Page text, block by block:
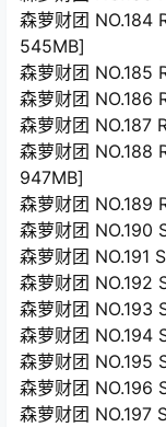
森萝财团 NO.184
545MB]
森萝财团 NO.185
森萝财团 NO.186
森萝财团 NO.187
森萝财团 NO.188
947MB]
森萝财团 NO.189
森萝财团 NO.190
森萝财团 NO.191
森萝财团 NO.192
森萝财团 NO.193
森萝财团 NO.194
森萝财团 NO.195
森萝财团 NO.196
森萝财团 NO.197